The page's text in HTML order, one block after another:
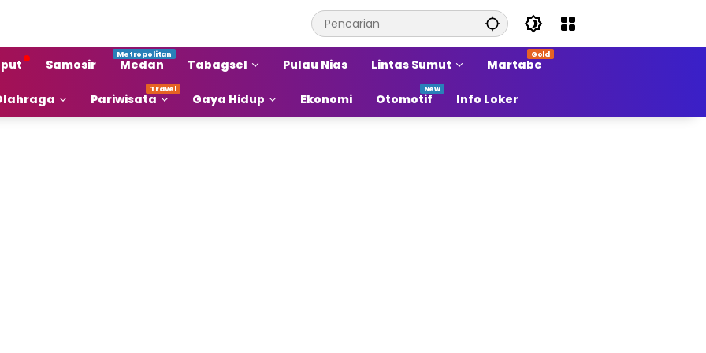
Samosir Medan Tabagsel Pulau Nias Lintas Sumut Martabe
Pariwisata Gaya Hidup Ekonomi Otomotif Info Loker